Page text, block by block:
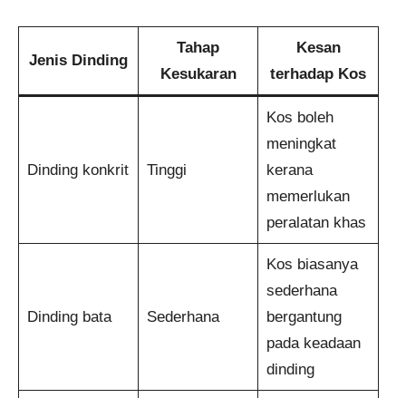
Jenis Dinding
Tahap
Kesukaran
Kesan
terhadap Kos
Dinding konkrit Tinggi
Kos boleh
meningkat
kerana
memerlukan
peralatan khas
Dinding bata Sederhana
Kos biasanya
sederhana
bergantung
pada keadaan
dinding